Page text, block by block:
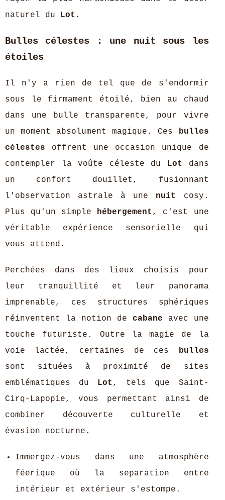
naturel du Lot .
Bulles célestes : une nuit sous les
étoiles
Il n'y a rien de tel que de s'endormir
sous le firmament étoilé, bien au chaud
dans une bulle transparente, pour vivre
un moment absolument magique. Ces bulles
célestes offrent une occasion unique de
contempler la voûte céleste du Lot
dans
un confort douillet, fusionnant
l'observation astrale à une nuit
cosy.
Plus qu'un simple hébergement , c'est une
véritable expérience sensorielle qui
vous attend.
Perchées dans des lieux choisis pour
leur tranquillité et leur panorama
imprenable, ces structures sphériques
réinventent la notion de cabane avec une
touche futuriste. Outre la magie de la
voie lactée, certaines de ces bulles
sont situées à proximité de sites
emblématiques du Lot , tels que Saint-
Cirq-Lapopie, vous permettant ainsi de
combiner découverte culturelle et
évasion nocturne.
Immergez-vous dans une atmosphère
féerique où la separation entre
intérieur et extérieur s'estompe.